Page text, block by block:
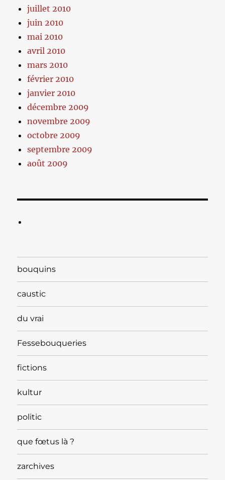
juillet 2010
juin 2010
mai 2010
avril 2010
mars 2010
février 2010
janvier 2010
décembre 2009
novembre 2009
octobre 2009
septembre 2009
août 2009
bouquins
caustic
du vrai
Fessebouqueries
fictions
kultur
politic
que fœtus là ?
zarchives